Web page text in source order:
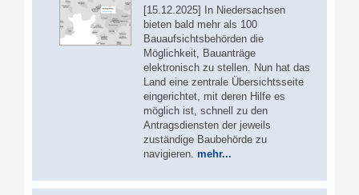
[15.12.2025] In Niedersachsen
bieten bald mehr als 100
Bauaufsichtsbehörden die
Möglichkeit, Bauanträge
elektronisch zu stellen. Nun hat das
Land eine zentrale Übersichtsseite
eingerichtet, mit deren Hilfe es
möglich ist, schnell zu den
Antragsdiensten der jeweils
zuständige Baubehörde zu
navigieren. mehr...